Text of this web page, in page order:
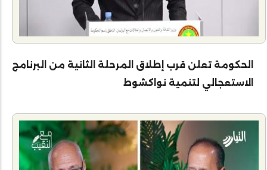
الحكومة تعلن قرب إطلاق المرحلة الثانية من البرنامج
الاستعجالي لتنمية نواكشوط